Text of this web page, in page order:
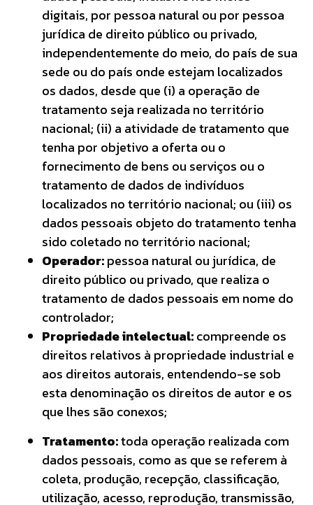
digitais, por pessoa natural ou por pessoa
jurídica de direito público ou privado,
independentemente do meio, do país de sua
sede ou do país onde estejam localizados
os dados, desde que (i) a operação de
tratamento seja realizada no território
nacional; (ii) a atividade de tratamento que
tenha por objetivo a oferta ou o
fornecimento de bens ou serviços ou o
tratamento de dados de indivíduos
localizados no território nacional; ou (iii) os
dados pessoais objeto do tratamento tenha
sido coletado no território nacional;
Operador:pessoa natural ou jurídica, de
direito público ou privado, que realiza o
tratamento de dados pessoais em nome do
controlador;
Propriedade intelectual:compreende os
direitos relativos à propriedade industrial e
aos direitos autorais, entendendo-se sob
esta denominação os direitos de autor e os
que lhes são conexos;
Tratamento:toda operação realizada com
dados pessoais, como as que se referem à
coleta, produção, recepção, classificação,
utilização, acesso, reprodução, transmissão,